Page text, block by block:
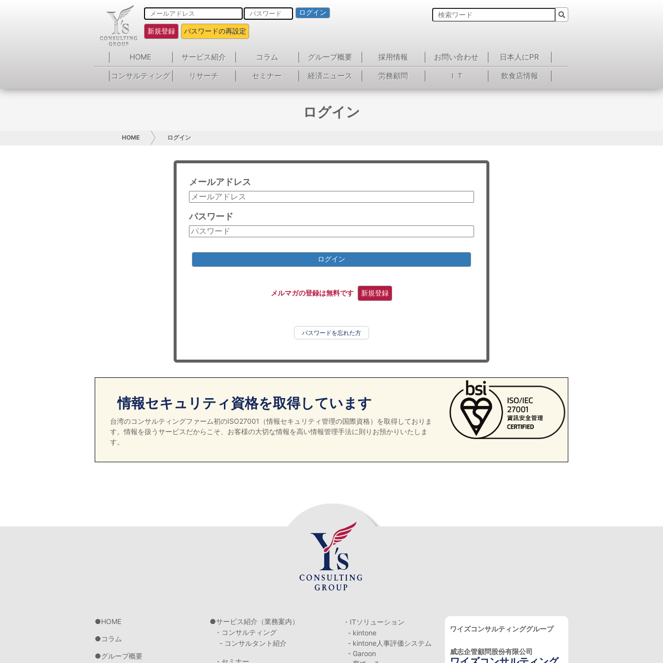
ログイン
新規登録 パスワードの再設定
HOME サービス紹介 コラム グループ概要 採用情報 お問い合わせ
日本人にPR
コンサルティング
リサーチ セミナー 経済ニュース 労務顧問 ＩＴ 飲食店情報
ログイン
HOME ログイン
メールアドレス
パスワード
ログイン
メルマガの登録は無料です 新規登録
パスワードを忘れた方
情報セキュリティ資格を取得しています
台湾のコンサルティングファーム初のISO27001（情報セキュリティ管理の国際資格）を取得しておりま
す。情報を扱うサービスだからこそ、お客様の大切な情報を高い情報管理手法に則りお預かりいたしま
す。
HOME
コラム
グループ概要
サービス紹介（業務案内）
・コンサルティング
- コンサルタント紹介
・セミナー
・ITソリューション
- kintone
- kintone人事評価システム
- Garoon
ワイズコンサルティンググループ
威志企管顧問股份有限公司